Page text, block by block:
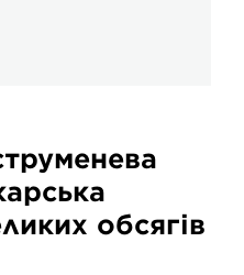
обсягів